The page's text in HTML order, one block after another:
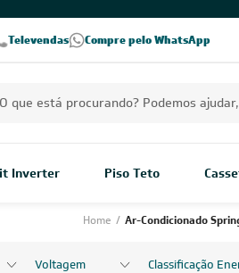
Televendas Compre pelo WhatsApp
Excelência no RA
Excelência no Reclame Aqui Seja
Inverter Piso Teto
Home / Ar-Condicionado
Voltagem Classificação